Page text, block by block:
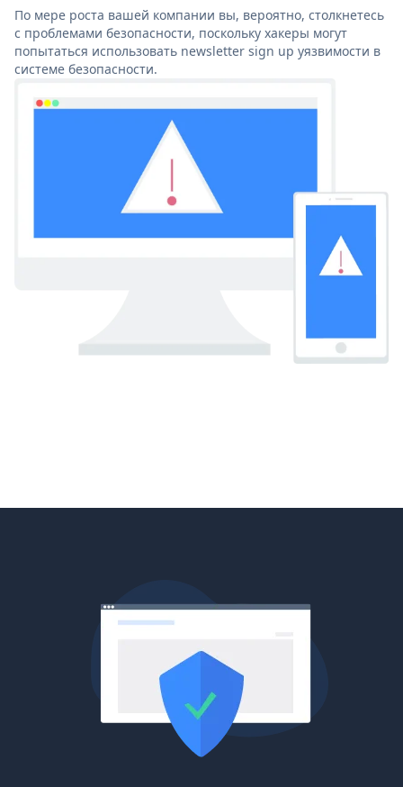
По мере роста вашей компании вы, вероятно, столкнетесь
с проблемами безопасности, поскольку хакеры могут
попытаться использовать newsletter sign up уязвимости в
системе безопасности.